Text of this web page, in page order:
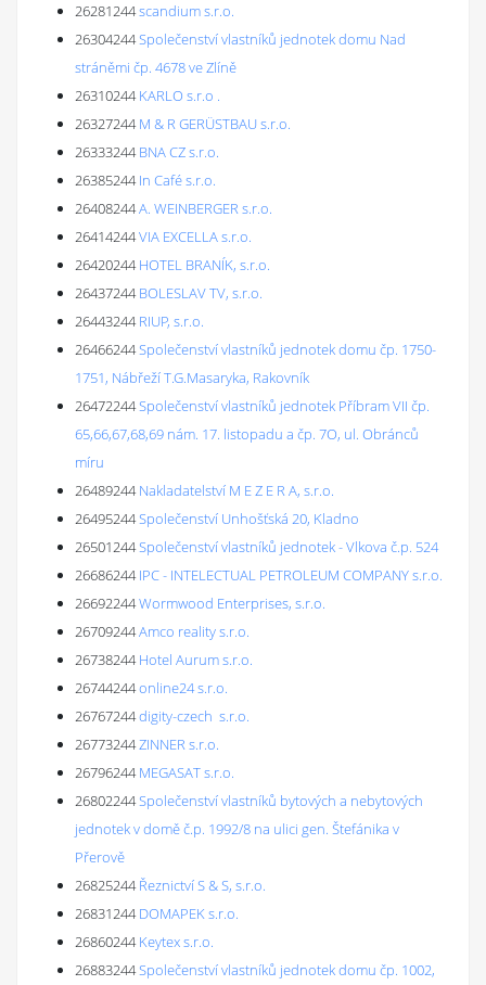
26281244scandium s.r.o.
26304244Společenství vlastníků jednotek domu Nad
stráněmi čp. 4678 ve Zlíně
26310244 KARLO s.r.o .
26327244 M & R GERÜSTBAU s.r.o.
26333244 BNA CZ s.r.o.
26385244 In Café s.r.o.
26408244A. WEINBERGER s.r.o.
26414244VIA EXCELLA s.r.o.
26420244 HOTEL BRANÍK, s.r.o.
26437244 BOLESLAV TV, s.r.o.
26443244 RIUP, s.r.o.
26466244Společenství vlastníků jednotek domu čp. 1750-
1751, Nábřeží T.G.Masaryka, Rakovník
26472244Společenství vlastníků jednotek Příbram VII čp.
65,66,67,68,69 nám. 17. listopadu a čp. 7O, ul. Obránců
míru
26489244 Nakladatelství M E Z E R A, s.r.o.
26495244Společenství Unhošťská 20, Kladno
26501244Společenství vlastníků jednotek - Vlkova č.p. 524
26686244 IPC - INTELECTUAL PETROLEUM COMPANY s.r.o.
26692244Wormwood Enterprises, s.r.o.
26709244Amco reality s.r.o.
26738244 Hotel Aurum s.r.o.
26744244online24 s.r.o.
26767244digity-czech s.r.o.
26773244ZINNER s.r.o.
26796244 MEGASAT s.r.o.
26802244Společenství vlastníků bytových a nebytových
jednotek v domě č.p. 1992/8 na ulici gen. Štefánika v
Přerově
26825244 Řeznictví S & S, s.r.o.
26831244 DOMAPEK s.r.o.
26860244 Keytex s.r.o.
26883244Společenství vlastníků jednotek domu čp. 1002,